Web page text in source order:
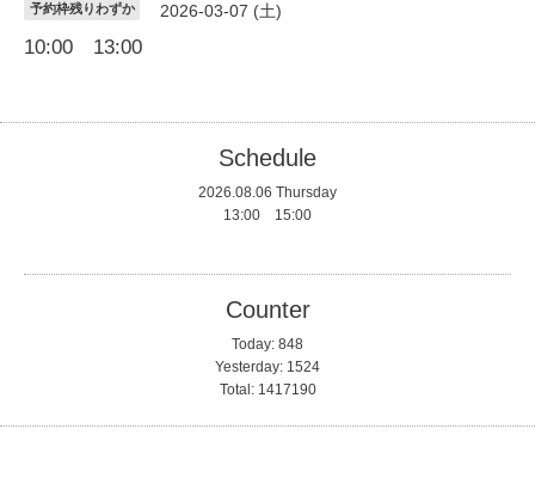
予約枠残りわずか 2026-03-07 (土)
10:00 13:00
Schedule
2026.08.06 Thursday
13:00 15:00
Counter
Today: 848
Yesterday: 1524
Total: 1417190